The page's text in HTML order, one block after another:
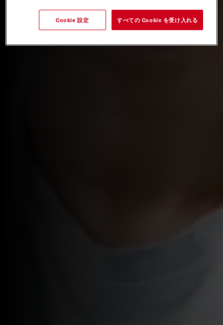
Cookie 設定 すべての Cookie を受け入れる